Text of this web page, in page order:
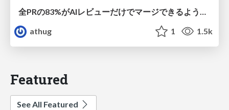
全PRの83%がAIレビューだけでマージできるようになった開発組織はその後どうなったか
athug
1 1.5k
Featured
See All Featured